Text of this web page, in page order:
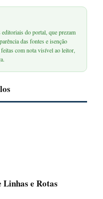
do portal, que prezam
das fontes e isenção
com nota visível ao leitor,
e Rotas